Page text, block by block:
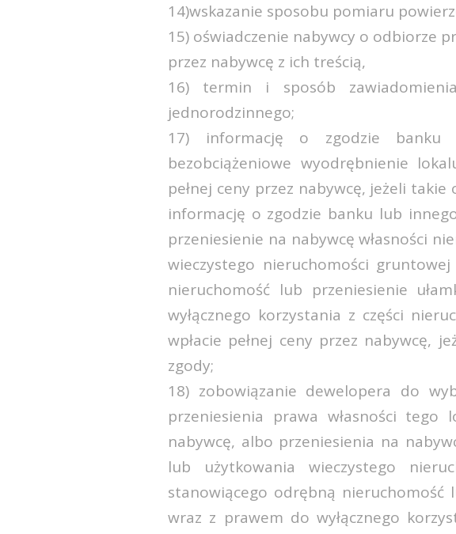
14)wskazanie sposobu pomiaru
15) oświadczenie nabywcy o odbiorze
przez nabywcę z ich treścią,
16) termin i sposób
jednorodzinnego;
17) informację o zgodzie banku
bezobciążeniowe wyodrębnienie
pełnej ceny przez nabywcę, jeżeli
informację o zgodzie banku lub
przeniesienie na nabywcę własności
wieczystego nieruchomości
nieruchomość lub przeniesienie
wyłącznego korzystania z części
wpłacie pełnej ceny przez nabywcę,
zgody;
18) zobowiązanie dewelopera do
przeniesienia prawa własności
nabywcę, albo przeniesienia na
lub użytkowania wieczystego
stanowiącego odrębną nieruchomość
wraz z prawem do wyłącznego